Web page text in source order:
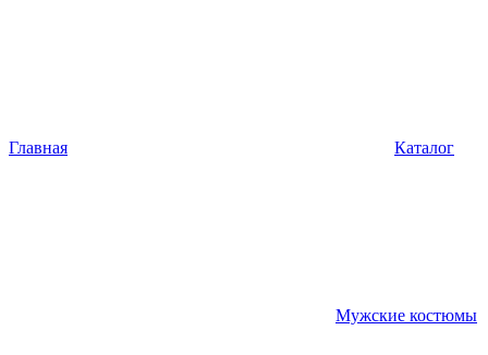
Главная Каталог
Мужские костюмы